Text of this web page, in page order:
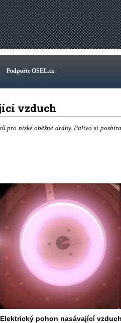
Podpořte OSEL.cz
vzduch
pro nízké oběžné dráhy. Palivo si
Elektrický pohon nasávající